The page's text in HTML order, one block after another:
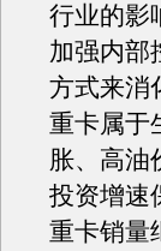
行业的影
加强内部
方式来消
重卡属于
胀、高油
投资增速
重卡销量